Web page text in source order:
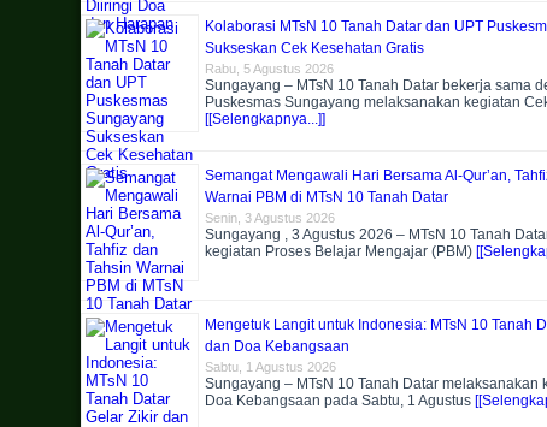
Kolaborasi MTsN 10 Tanah Datar dan UPT
Sukseskan Cek Kesehatan Gratis
Rabu, 5 Agustus 2026
Sungayang – MTsN 10 Tanah Datar bekerja sama
Puskesmas Sungayang melaksanakan kegiatan
[[Selengkapnya...]]
Semangat Mengawali Hari Bersama Al-Qur’an,
Warnai PBM di MTsN 10 Tanah Datar
Senin, 3 Agustus 2026
Sungayang , 3 Agustus 2026 – MTsN 10 Tanah
kegiatan Proses Belajar Mengajar (PBM)
Mengetuk Langit untuk Indonesia: MTsN 10 Tanah
dan Doa Kebangsaan
Sabtu, 1 Agustus 2026
Sungayang – MTsN 10 Tanah Datar melaksanakan
Doa Kebangsaan pada Sabtu, 1 Agustus